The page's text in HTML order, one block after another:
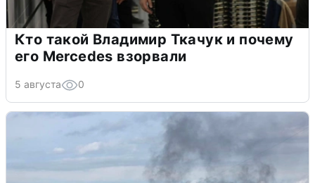
Кто такой Владимир Ткачук и почему
его Mercedes взорвали
5 августа 0